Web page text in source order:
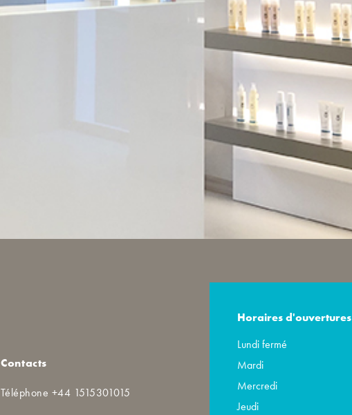
Contacts
Téléphone +44 1515301015
Horaires d'ouvertures
Lundi fermé
Mardi
Mercredi
Jeudi